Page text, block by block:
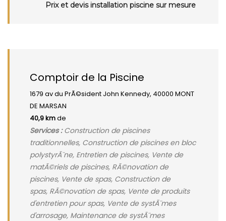
Prix et devis installation piscine sur mesure
Comptoir de la Piscine
1679 av du PrÃ©sident John Kennedy, 40000 MONT
DE MARSAN
40,9 kmde
Services :Construction de piscines
traditionnelles, Construction de piscines en bloc
polystyrÃ¨ne, Entretien de piscines, Vente de
matÃ©riels de piscines, RÃ©novation de
piscines, Vente de spas, Construction de
spas, RÃ©novation de spas, Vente de produits
d'entretien pour spas, Vente de systÃ¨mes
d'arrosage, Maintenance de systÃ¨mes